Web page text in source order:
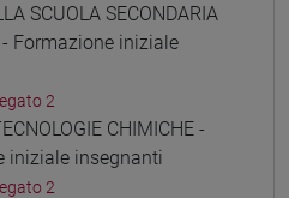
SCUOLA SECONDARIA
- Formazione iniziale
2
CHIMICHE -
iniziale insegnanti
2